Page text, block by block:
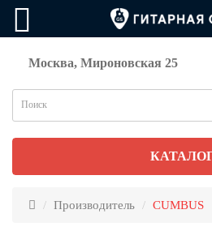
Москва, Мироновская 25
Производитель CUMBUS